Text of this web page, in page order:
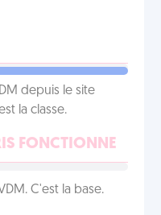
depuis le site
la classe.
FONCTIONNE
C'est la base.